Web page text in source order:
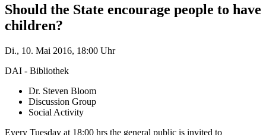
Should the State encourage people to have
children?
Di., 10. Mai 2016, 18:00 Uhr
DAI - Bibliothek
Dr. Steven Bloom
Discussion Group
Social Activity
Every Tuesday at 18:00 hrs the general public is invited to